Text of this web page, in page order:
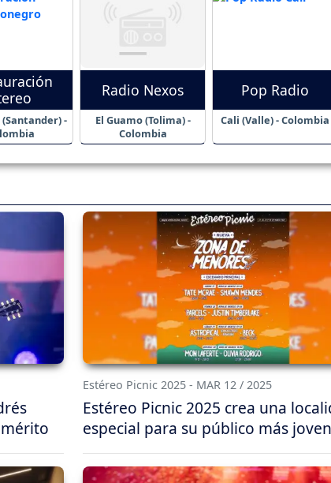
-
Radio Nexos
El Guamo (Tolima) -
Colombia
Pop Radio
Cali (Valle) - Colombia
Estéreo Picnic 2025 - MAR 12 / 2025
Estéreo Picnic 2025 crea una
especial para su público más joven